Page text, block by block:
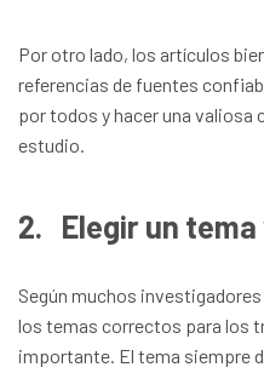
Por otro lado, los artículos
referencias de fuentes
por todos y hacer una valiosa
estudio.
2. Elegir un tema
Según muchos
los temas correctos para los
importante. El tema siempre